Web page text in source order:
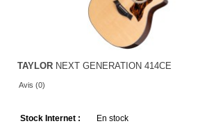
TAYLOR NEXT GENERATION 414CE
Avis (0)
Stock Internet :
En stock